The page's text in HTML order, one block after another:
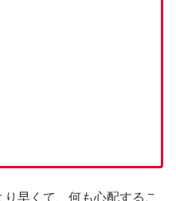
早くて、何も心配するこ